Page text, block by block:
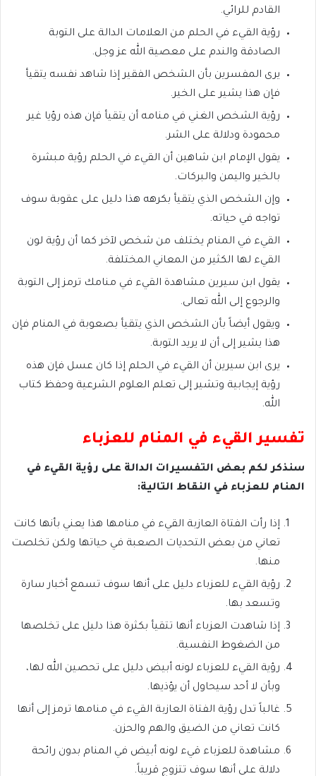
القادم للرائي.
رؤية القيء في الحلم من العلامات الدالة على التوبة
الصادقة والندم على معصية الله عز وجل.
يرى المفسرين بأن الشخص الفقير إذا شاهد نفسه يتقيأ
فإن هذا يشير على الخير.
رؤية الشخص الغني في منامه أن يتقيأ فإن هذه رؤيا غير
محمودة ودلالة على الشر.
يقول الإمام ابن شاهين أن القيء في الحلم رؤية مبشرة
بالخير واليمن والبركات.
وإن الشخص الذي يتقيأ بكرهه هذا دليل على عقوبة سوف
تواجه في حياته.
القيء في المنام يختلف من شخص لآخر كما أن رؤية لون
القيء لها الكثير من المعاني المختلفة.
يقول ابن سيرين مشاهدة القيء في منامك ترمز إلى التوبة
والرجوع إلى الله تعالى.
ويقول أيضاً بأن الشخص الذي يتقيأ بصعوبة في المنام فإن
هذا يشير إلى أن لا يريد التوبة.
يرى ابن سيرين أن القيء في الحلم إذا كان عسل فإن هذه
رؤية إيجابية وتشير إلى تعلم العلوم الشرعية وحفظ كتاب
الله.
تفسير القيء في المنام للعزباء
سنذكر لكم بعض التفسيرات الدالة على رؤية القيء في
المنام للعزباء في النقاط التالية:
إذا رأت الفتاة العازبة القيء في منامها هذا يعني بأنها كانت
تعاني من بعض التحديات الصعبة في حياتها ولكن تخلصت
منها.
رؤية القيء للعزباء دليل على أنها سوف تسمع أخبار سارة
وتسعد بها.
إذا شاهدت العزباء أنها تتقيأ بكثرة هذا دليل على تخلصها
من الضغوط النفسية.
رؤية القيء للعزباء لونه أبيض دليل على تحصين الله لها،
وبأن لا أحد سيحاول أن يؤذيها.
غالباً تدل رؤية الفتاة العازبة القيء في منامها ترمز إلى أنها
كانت تعاني من الضيق والهم والحزن.
مشاهدة للعزباء قيء لونه أبيض في المنام بدون رائحة
دلالة على أنها سوف تتزوج قريباً.